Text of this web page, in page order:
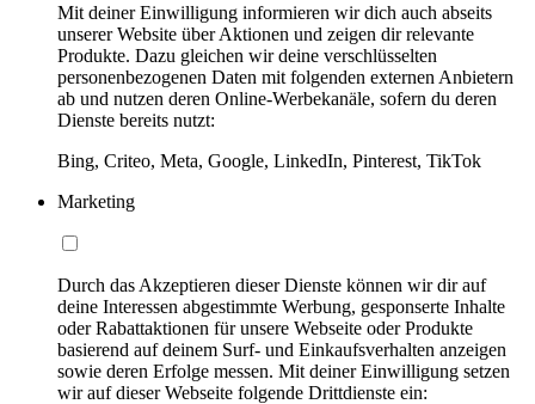
Mit deiner Einwilligung informieren wir dich auch abseits
unserer Website über Aktionen und zeigen dir relevante
Produkte. Dazu gleichen wir deine verschlüsselten
personenbezogenen Daten mit folgenden externen Anbietern
ab und nutzen deren Online-Werbekanäle, sofern du deren
Dienste bereits nutzt:
Bing, Criteo, Meta, Google, LinkedIn, Pinterest, TikTok
Marketing
Durch das Akzeptieren dieser Dienste können wir dir auf
deine Interessen abgestimmte Werbung, gesponserte Inhalte
oder Rabattaktionen für unsere Webseite oder Produkte
basierend auf deinem Surf- und Einkaufsverhalten anzeigen
sowie deren Erfolge messen. Mit deiner Einwilligung setzen
wir auf dieser Webseite folgende Drittdienste ein: